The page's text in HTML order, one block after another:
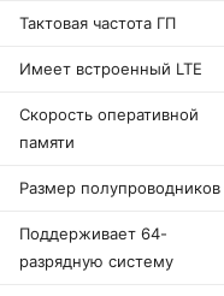
Тактовая частота ГП
Имеет встроенный LTE
Скорость оперативной
памяти
Размер полупроводников
Поддерживает 64-
разрядную систему